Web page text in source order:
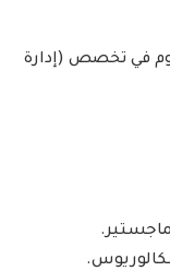
في تخصص (إدارة